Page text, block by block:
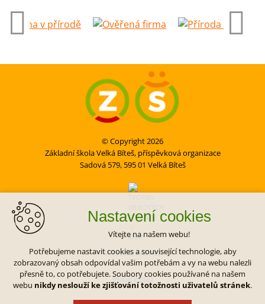
© Copyright 2026
Základní škola Velká Bíteš, příspěvková organizace
Sadová 579, 595 01 Velká Bíteš
VYTVOŘIL XART.CZ
Mapa webu
Nastavení cookies
Vítejte na našem webu!
Potřebujeme nastavit cookies a související technologie, aby
zobrazovaný obsah odpovídal vašim potřebám a vy na webu nalezli
přesně to, co potřebujete. Soubory cookies používané na našem
webu nikdy neslouží ke zjišťování totožnosti uživatelů stránek.